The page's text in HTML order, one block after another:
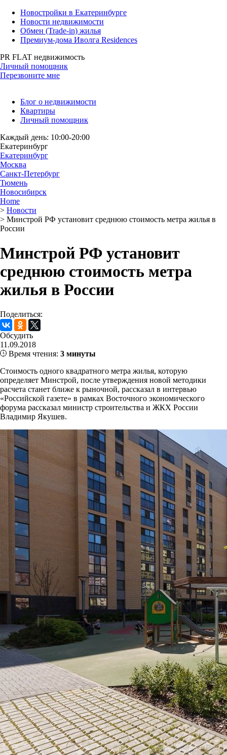
Новостройки в Екатеринбурге
Новости недвижимости
Обмен (Trade-in) жилья
Премиум-дома Иволга Residences
PR FLAT недвижимость
Личный помощник
Перезвоните мне
Блог о недвижимости
Квартиры
Личный помощник
Каждый день: 10:00-20:00
Екатеринбург
Екатеринбург
Москва
Санкт-Петербург
Тюмень
Новосибирск
Home
> Новости
> Минстрой РФ установит среднюю стоимость метра жилья в
России
Минстрой РФ установит
среднюю стоимость метра
жилья в России
Поделиться:
Обсудить
11.09.2018
Время чтения: 3 минуты
Стоимость одного квадратного метра жилья, которую
определяет Минстрой, после утверждения новой методики
расчета станет ближе к рыночной, рассказал в интервью
«Российской газете» в рамках Восточного экономического
форума рассказал министр строительства и ЖКХ России
Владимир Якушев.